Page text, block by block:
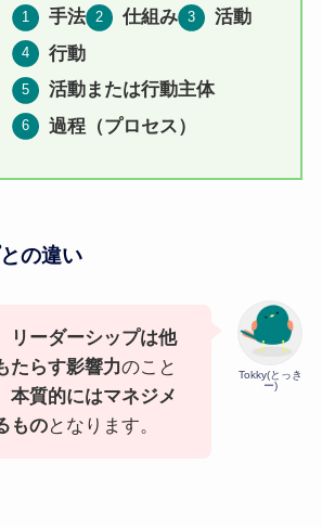
手法 仕組み
活動
行動
活動または行動主体
過程（プロセス）
の違い
Tokky(とっき
ー)
リーダーシップは他
たらす影響力のこと
本質的にはマネジメ
ものとなります。